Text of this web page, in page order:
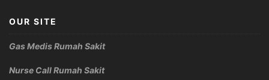
OUR SITE
Gas Medis Rumah Sakit
Nurse Call Rumah Sakit